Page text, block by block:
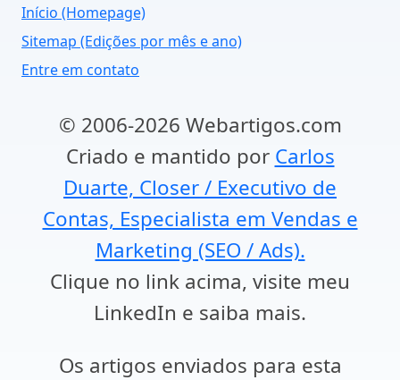
Início (Homepage)
Sitemap (Edições por mês e ano)
Entre em contato
© 2006-2026 Webartigos.com
Criado e mantido por Carlos
Duarte, Closer / Executivo de
Contas, Especialista em Vendas e
Marketing (SEO / Ads).
Clique no link acima, visite meu
LinkedIn e saiba mais.
Os artigos enviados para esta